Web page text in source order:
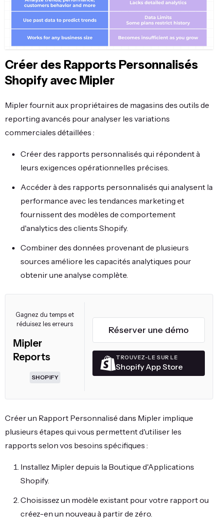
Créer des Rapports Personnalisés
Shopify avec Mipler
Mipler fournit aux propriétaires de magasins des outils de
reporting avancés pour analyser les variations
commerciales détaillées :
Créer des rapports personnalisés qui répondent à
leurs exigences opérationnelles précises.
Accéder à des rapports personnalisés qui analysent la
performance avec les tendances marketing et
fournissent des modèles de comportement
d'analytics des clients Shopify.
Combiner des données provenant de plusieurs
sources améliore les capacités analytiques pour
obtenir une analyse complète.
Gagnez du temps et
réduisez les erreurs
Mipler
Reports
SHOPIFY
Réserver une démo
TROUVEZ-LE SUR LE
Shopify App Store
Créer un Rapport Personnalisé dans Mipler implique
plusieurs étapes qui vous permettent d'utiliser les
rapports selon vos besoins spécifiques :
Installez Mipler depuis la Boutique d'Applications
Shopify.
Choisissez un modèle existant pour votre rapport ou
créez-en un nouveau à partir de zéro.